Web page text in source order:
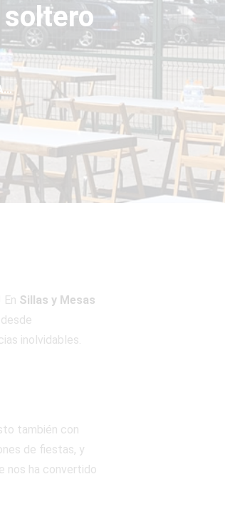
En Sillas y Mesas
desde
inolvidables.
también con
de fiestas, y
nos ha convertido